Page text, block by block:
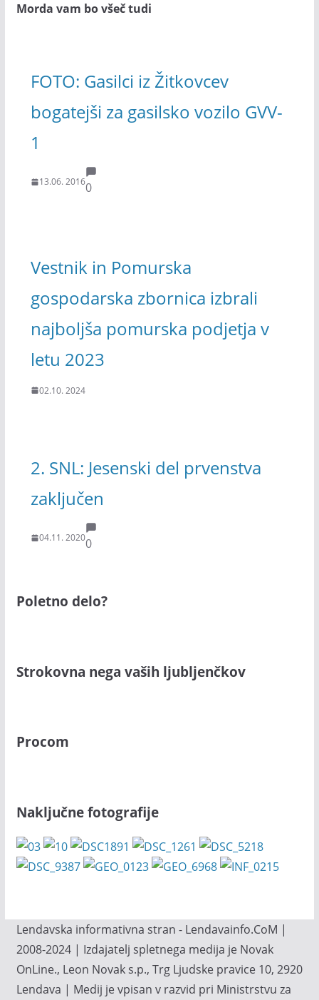
Morda vam bo všeč tudi
FOTO: Gasilci iz Žitkovcev
bogatejši za gasilsko vozilo GVV-
1
13.06. 20160
Vestnik in Pomurska
gospodarska zbornica izbrali
najboljša pomurska podjetja v
letu 2023
02.10. 2024
2. SNL: Jesenski del prvenstva
zaključen
04.11. 20200
Poletno delo?
Strokovna nega vaših ljubljenčkov
Procom
Naključne fotografije
Lendavska informativna stran - Lendavainfo.CoM |
2008-2024 | Izdajatelj spletnega medija je Novak
OnLine., Leon Novak s.p., Trg Ljudske pravice 10, 2920
Lendava | Medij je vpisan v razvid pri Ministrstvu za